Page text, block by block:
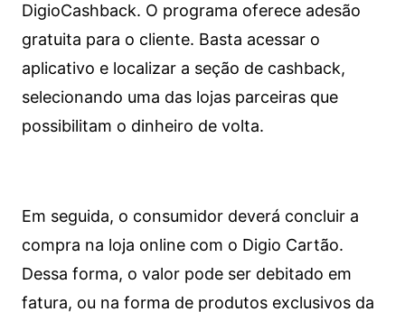
DigioCashback. O programa oferece adesão
gratuita para o cliente. Basta acessar o
aplicativo e localizar a seção de cashback,
selecionando uma das lojas parceiras que
possibilitam o dinheiro de volta.
Em seguida, o consumidor deverá concluir a
compra na loja online com o Digio Cartão.
Dessa forma, o valor pode ser debitado em
fatura, ou na forma de produtos exclusivos da